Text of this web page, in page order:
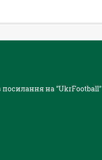
посилання на "UkrFootball"